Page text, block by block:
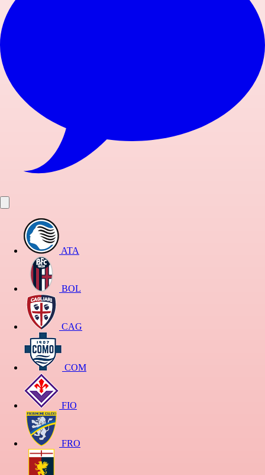
ATA
BOL
CAG
COM
FIO
FRO